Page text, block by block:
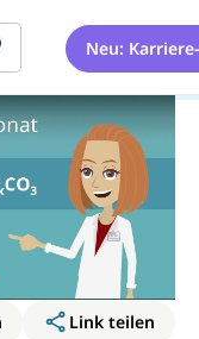
Neu:
Link teilen